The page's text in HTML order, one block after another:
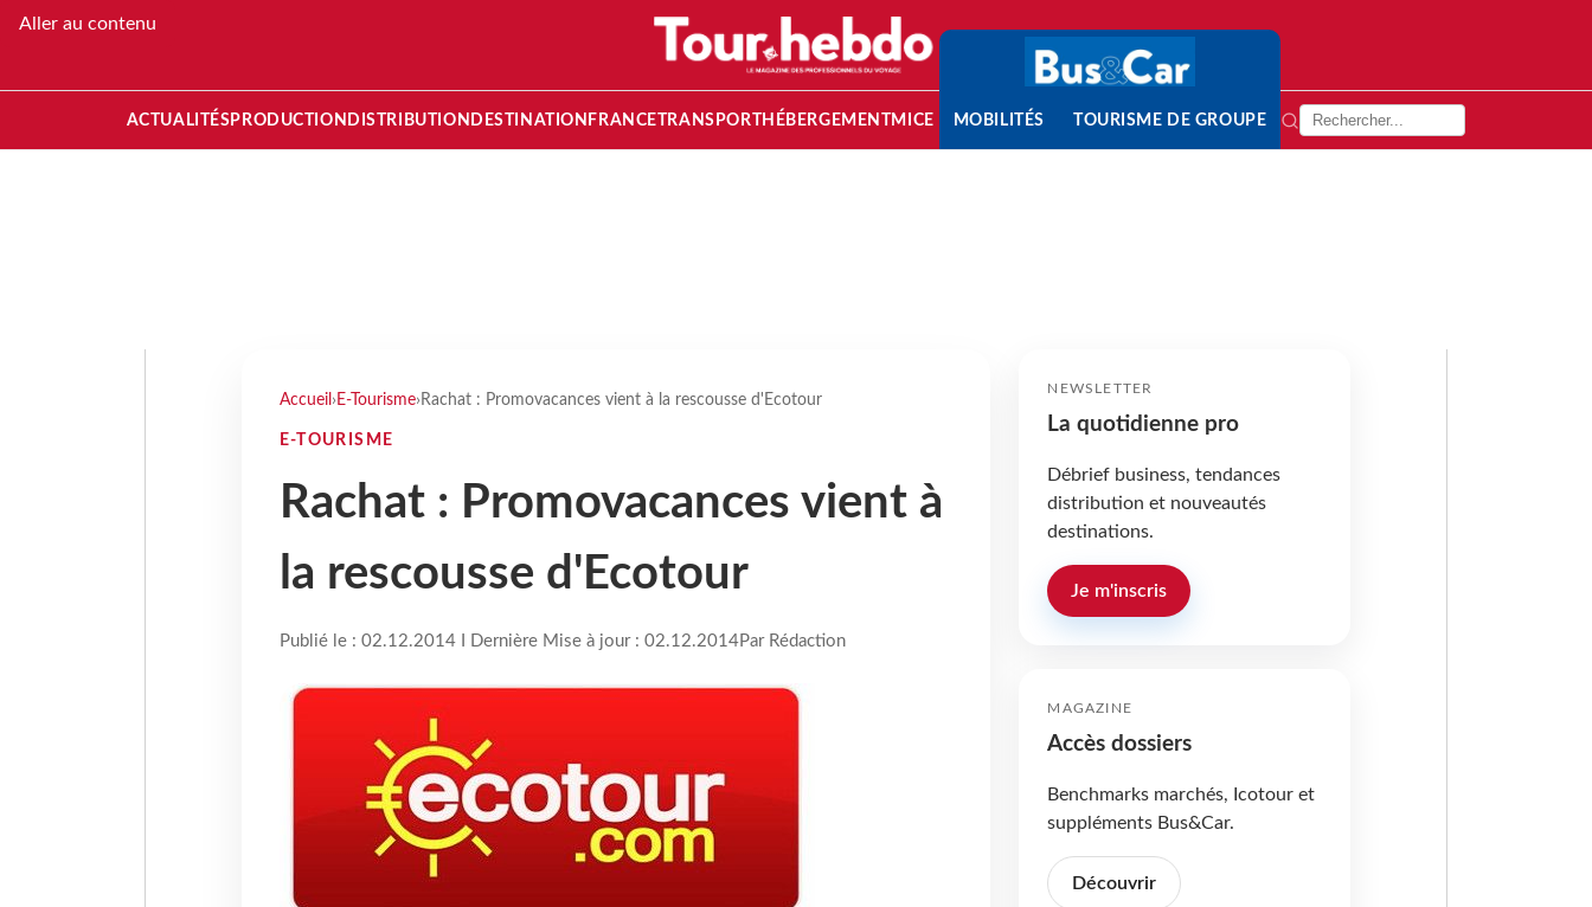
Aller au contenu
ACTUALITÉS PRODUCTION DISTRIBUTION DESTINATION FRANCETRANSPORT HÉBERGEMENTMICE MOBILITÉS TOURISME DE GROUPE
Accueil › E-Tourisme› Rachat : Promovacances vient à la rescousse d'Ecotour
E-TOURISME
Rachat : Promovacances vient à
la rescousse d'Ecotour
Publié le : 02.12.2014 I Dernière Mise à jour : 02.12.2014Par Rédaction
NEWSLETTER
La quotidienne pro
Débrief business, tendances
distribution et nouveautés
destinations.
Je m'inscris
MAGAZINE
Accès dossiers
Benchmarks marchés, Icotour et
suppléments Bus&Car.
Découvrir